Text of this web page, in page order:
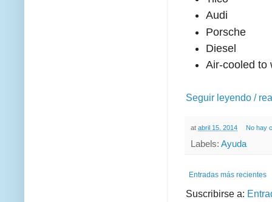
Audi
Porsche
Diesel
Air-cooled to
Seguir leyendo /
at abril 15, 2014 No hay
Labels: Ayuda
Entradas más recientes
Suscribirse a: